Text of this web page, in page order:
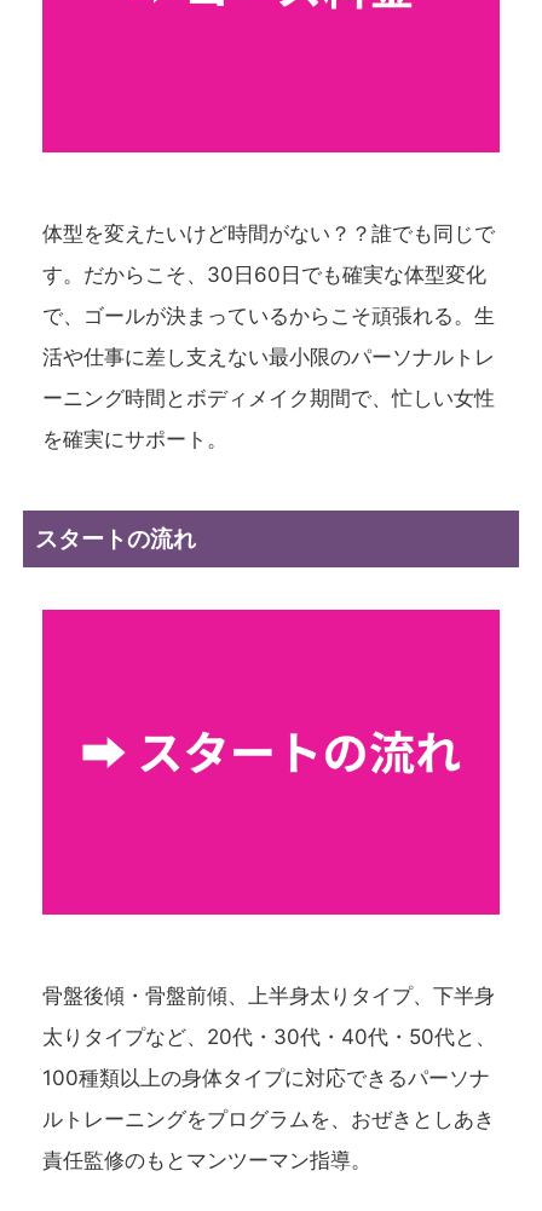
体型を変えたいけど時間がない？？誰でも同じで
す。だからこそ、30日60日でも確実な体型変化
で、ゴールが決まっているからこそ頑張れる。生
活や仕事に差し支えない最小限のパーソナルトレ
ーニング時間とボディメイク期間で、忙しい女性
を確実にサポート。
スタートの流れ
骨盤後傾・骨盤前傾、上半身太りタイプ、下半身
太りタイプなど、20代・30代・40代・50代と、
100種類以上の身体タイプに対応できるパーソナ
ルトレーニングをプログラムを、おぜきとしあき
責任監修のもとマンツーマン指導。